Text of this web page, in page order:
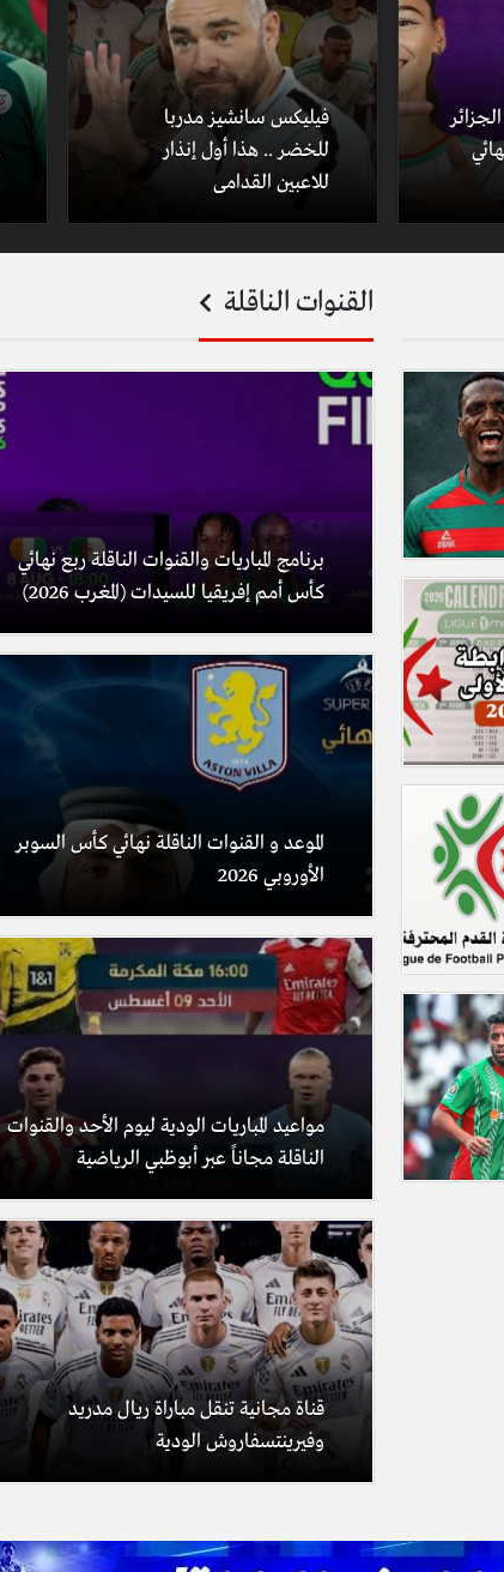
فيليكس سانشيز مدربا
للخضر .. هذا أول إنذار
للاعبين القدامى
القنوات الناقلة
برنامج المباريات والقنوات الناقلة ربع نهائي
كأس أمم إفريقيا للسيدات (المغرب 2026)
الموعد و القنوات الناقلة نهائي كأس السوبر
الأوروبي 2026
مواعيد المباريات الودية ليوم الأحد والقنوات
الناقلة مجاناً عبر أبوظبي الرياضية
قناة مجانية تنقل مباراة ريال مدريد
وفيرينتسفاروش الودية